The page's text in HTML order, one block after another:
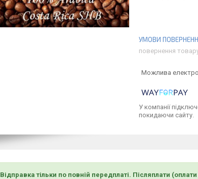
повернення
У компанії
покидаючи сайту.
Відправка тільки по повній передплаті. Післяплати